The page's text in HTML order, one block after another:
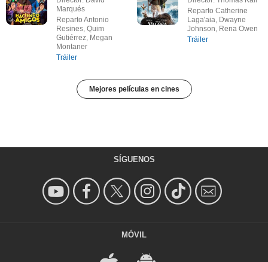
Marqués
Reparto Antonio
Resines, Quim
Gutiérrez, Megan
Montaner
Tráiler
Reparto Catherine
Laga'aia, Dwayne
Johnson, Rena Owen
Tráiler
Mejores películas en cines
SÍGUENOS
MÓVIL